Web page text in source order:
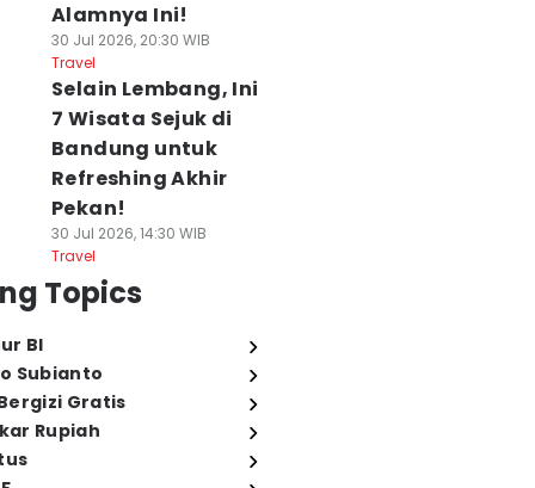
Alamnya Ini!
30 Jul 2026, 20:30 WIB
Travel
Selain Lembang, Ini
7 Wisata Sejuk di
Bandung untuk
Refreshing Akhir
Pekan!
30 Jul 2026, 14:30 WIB
Travel
Topics
BI
Subianto
Gratis
Rupiah